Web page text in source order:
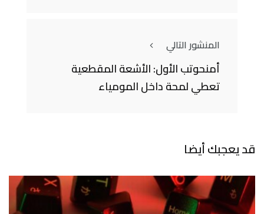
المنشور التالي
أمنحوتب الأول: الأشعة المقطعية
تعطي لمحة داخل المومياء
قد يعجبك أيضا